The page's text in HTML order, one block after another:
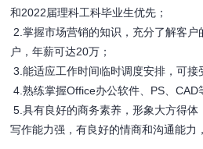
和2022届理科工科毕业生优先；
2.掌握市场营销的知识，充分了解客户
户，年薪可达20万；
3.能适应工作时间临时调度安排，可接
4.熟练掌握Office办公软件、PS、CAD
5.具有良好的商务素养，形象大方得体
写作能力强，有良好的情商和沟通能力